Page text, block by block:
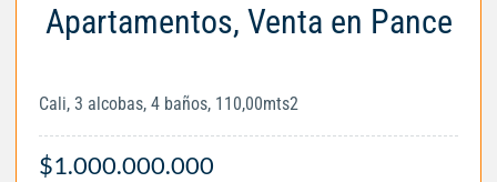
Apartamentos, Venta en Pance
Cali, 3 alcobas, 4 baños, 110,00mts2
$1.000.000.000